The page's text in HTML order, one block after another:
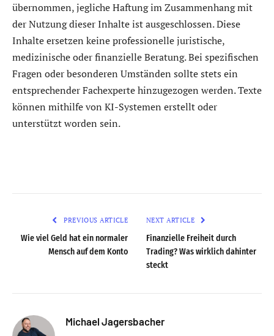
übernommen, jegliche Haftung im Zusammenhang mit
der Nutzung dieser Inhalte ist ausgeschlossen. Diese
Inhalte ersetzen keine professionelle juristische,
medizinische oder finanzielle Beratung. Bei spezifischen
Fragen oder besonderen Umständen sollte stets ein
entsprechender Fachexperte hinzugezogen werden. Texte
können mithilfe von KI-Systemen erstellt oder
unterstützt worden sein.
PREVIOUS ARTICLE
Wie viel Geld hat ein normaler
Mensch auf dem Konto
NEXT ARTICLE
Finanzielle Freiheit durch
Trading? Was wirklich dahinter
steckt
Michael Jagersbacher